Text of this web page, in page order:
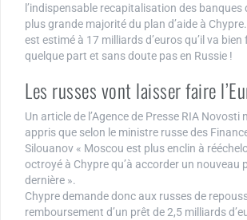
l’indispensable recapitalisation des
plus grande majorité du plan d’aide à
est estimé à 17 milliards d’euros qu’il va
quelque part et sans doute pas en Russie !
Les russes vont laisser faire
Un article de l’Agence de Presse RIA Novosti
appris que selon le ministre russe des
Silouanov « Moscou est plus enclin à
octroyé à Chypre qu’à accorder un nouveau
dernière ».
Chypre demande donc aux russes de
remboursement d’un prêt de 2,5 milliards